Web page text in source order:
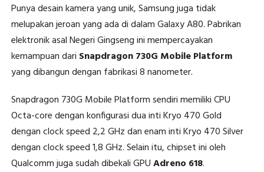
Punya desain kamera yang unik, Samsung juga tidak
melupakan jeroan yang ada di dalam Galaxy A80. Pabrikan
elektronik asal Negeri Gingseng ini mempercayakan
kemampuan dari Snapdragon 730G Mobile Platform
yang dibangun dengan fabrikasi 8 nanometer.
Snapdragon 730G Mobile Platform sendiri memiliki CPU
Octa-core dengan konfigurasi dua inti Kryo 470 Gold
dengan clock speed 2,2 GHz dan enam inti Kryo 470 Silver
dengan clock speed 1,8 GHz. Selain itu, chipset ini oleh
Qualcomm juga sudah dibekali GPUAdreno 618.